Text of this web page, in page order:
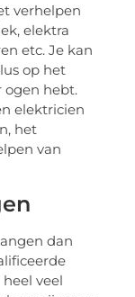
verhelpen
elektra
etc. Je kan
op het
ogen hebt.
elektricien
het
van
dan
veel